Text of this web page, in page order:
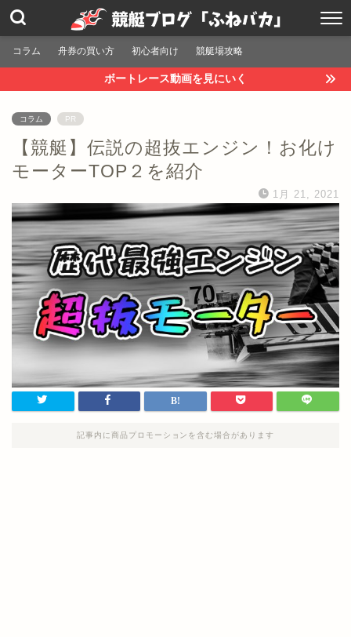
コラム 舟券の買い方 初心者向け 競艇場攻略
ボートレース動画を見にいく
コラム PR
【競艇】伝説の超抜エンジン！お化け
モーターTOP２を紹介
1月 21, 2021
記事内に商品プロモーションを含む場合があります